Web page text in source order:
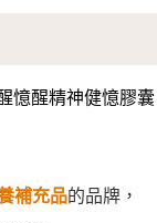
補充品的品牌，